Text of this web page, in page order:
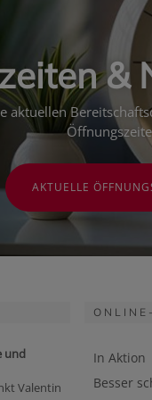
&
aktuellen
AKTUELLE
und
Valentin
In Aktion
Besser